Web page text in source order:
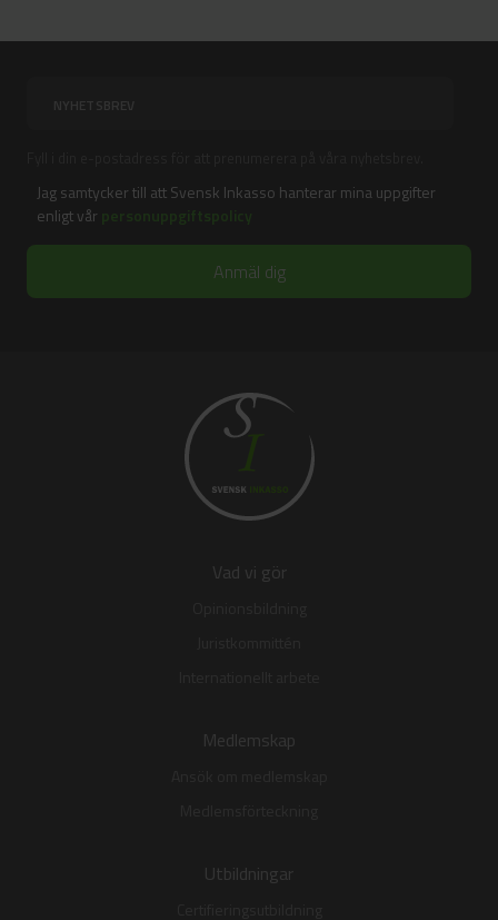
Jag samtycker till att Svensk Inkasso hanterar mina uppgifter
enligt vår personuppgiftspolicy
Vad vi gör
Medlemskap
Utbildningar